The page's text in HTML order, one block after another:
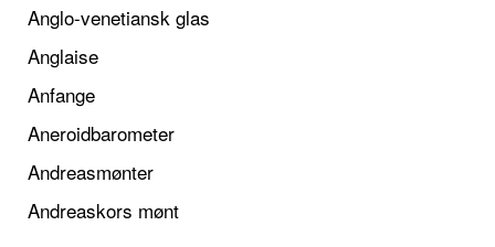
Anglo-venetiansk glas
Anglaise
Anfange
Aneroidbarometer
Andreasmønter
Andreaskors mønt